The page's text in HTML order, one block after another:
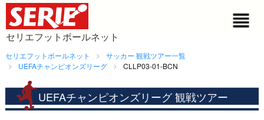
セリエフットボールネット
セリエフットボールネット
サッカー 観戦ツアー一覧
UEFAチャンピオンズリーグ
CLLP03-01-BCN
UEFAチャンピオンズリーグ 観戦ツアー